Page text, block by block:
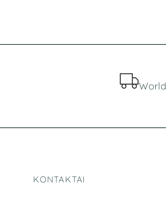
KONTAKTAI